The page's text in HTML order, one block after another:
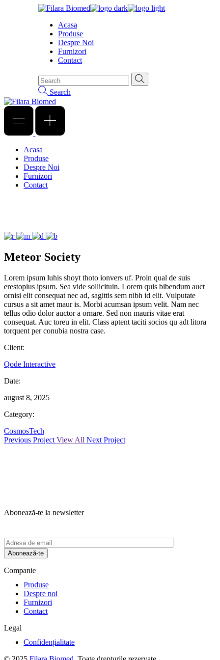
Acasa
Produse
Despre Noi
Furnizori
Contact
Search
Acasa
Produse
Despre Noi
Furnizori
Contact
Meteor Society
Lorem ipsum luhis shoyt thoto ionvers uf. Proin qual de suis
erestopius ipsum. Sea vide sollicituin. Lorem quis bibendum auct
ornisi elit consequat nec ad, sagittis sem nibh id elit. Vulputate
cursus a sit amet maur is. Morbi acumsan ipsum velit. Nam nec
tellus odio dolor auctor a ornare. Sed non mauris vitae erat
consequat. Auc toreu in elit. Class aptent taciti socios qu adt litora
torquent per conubia nostra case.
Client:
Qode Interactive
Date:
august 8, 2025
Category:
CosmosTech
Previous Project View All Next Project
Abonează-te la newsletter
Abonează-te
Companie
Produse
Despre noi
Furnizori
Contact
Legal
Confidențialitate